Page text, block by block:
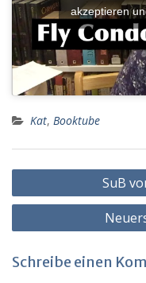
akzeptieren
Kat, Booktube
SuB
Schreibe einen